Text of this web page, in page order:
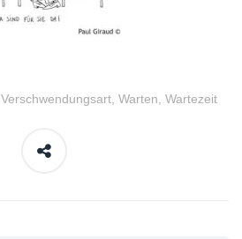
Verschwendungsart, Warten, Wartezeit